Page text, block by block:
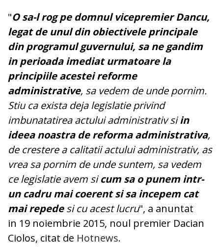
"O sa-l rog pe domnul vicepremier Dancu,
legat de unul din obiectivele principale
din programul guvernului, sa ne gandim
in perioada imediat urmatoare la
principiile acestei reforme
administrative, sa vedem de unde pornim.
Stiu ca exista deja legislatie privind
imbunatatirea actului administrativ si in
ideea noastra de reforma administrativa,
de crestere a calitatii actului administrativ, as
vrea sa pornim de unde suntem, sa vedem
ce legislatie avem si cum sa o punem intr-
un cadru mai coerent si sa incepem cat
mai repede si cu acest lucru", a anuntat
in 19 noiembrie 2015, noul premier Dacian
Ciolos, citat de Hotnews.